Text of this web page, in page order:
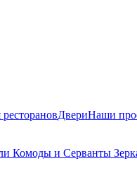
ДвериНаши
Комоды и Серванты